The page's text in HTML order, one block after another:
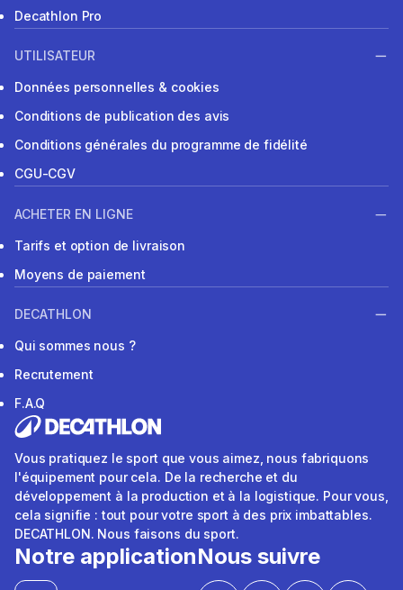
Decathlon Pro
UTILISATEUR
Données personnelles & cookies
Conditions de publication des avis
Conditions générales du programme de fidélité
CGU-CGV
ACHETER EN LIGNE
Tarifs et option de livraison
Moyens de paiement
DECATHLON
Qui sommes nous ?
Recrutement
F.A.Q
Vous pratiquez le sport que vous aimez, nous fabriquons
l'équipement pour cela. De la recherche et du
développement à la production et à la logistique. Pour vous,
cela signifie : tout pour votre sport à des prix imbattables.
DECATHLON. Nous faisons du sport.
Notre applicationNous suivre